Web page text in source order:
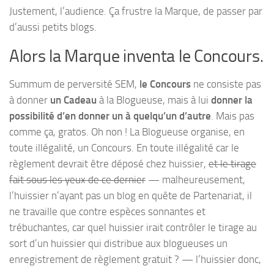
Justement, l’audience. Ça frustre la Marque, de passer par
d’aussi petits blogs.
Alors la Marque inventa le Concours.
Summum de perversité SEM, le Concours ne consiste pas
à donner un Cadeau à la Blogueuse, mais à lui donner la
possibilité d’en donner un à quelqu’un d’autre . Mais pas
comme ça, gratos. Oh non ! La Blogueuse organise, en
toute illégalité, un Concours. En toute illégalité car le
règlement devrait être déposé chez huissier, et le tirage
fait sous les yeux de ce dernier — malheureusement,
l’huissier n’ayant pas un blog en quête de Partenariat, il
ne travaille que contre espèces sonnantes et
trébuchantes, car quel huissier irait contrôler le tirage au
sort d’un huissier qui distribue aux blogueuses un
enregistrement de règlement gratuit ? — l’huissier donc,